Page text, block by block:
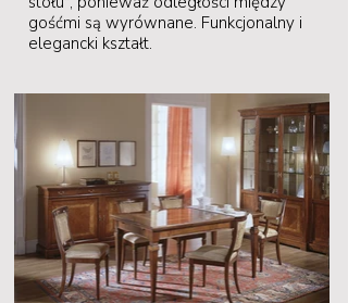
gośćmi są wyrównane. Funkcjonalny i
elegancki kształt.